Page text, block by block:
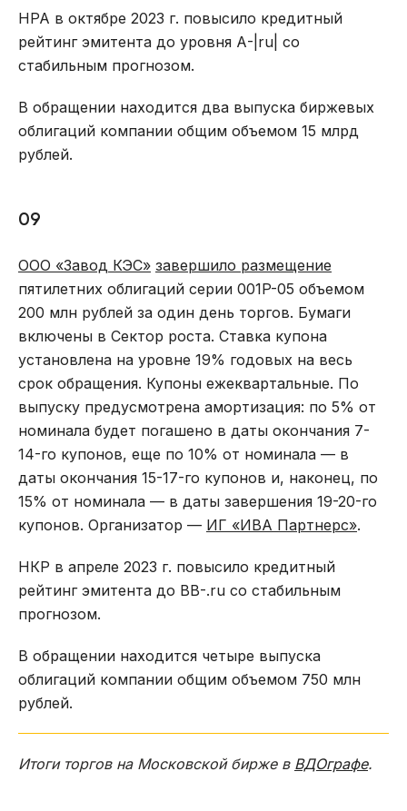
НРА в октябре 2023 г. повысило кредитный
рейтинг эмитента до уровня А-|ru| со
стабильным прогнозом.
В обращении находится два выпуска биржевых
облигаций компании общим объемом 15 млрд
рублей.
09
ООО «Завод КЭС» завершило размещение
пятилетних облигаций серии 001P-05 объемом
200 млн рублей за один день торгов. Бумаги
включены в Сектор роста. Ставка купона
установлена на уровне 19% годовых на весь
срок обращения. Купоны ежеквартальные. По
выпуску предусмотрена амортизация: по 5% от
номинала будет погашено в даты окончания 7-
14-го купонов, еще по 10% от номинала — в
даты окончания 15-17-го купонов и, наконец, по
15% от номинала — в даты завершения 19-20-го
купонов. Организатор — ИГ «ИВА Партнерс».
НКР в апреле 2023 г. повысило кредитный
рейтинг эмитента до BB-.ru со стабильным
прогнозом.
В обращении находится четыре выпуска
облигаций компании общим объемом 750 млн
рублей.
Итоги торгов на Московской бирже в ВДОграфе.